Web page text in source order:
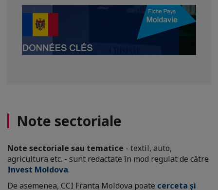
Note sectoriale
Note sectoriale sau tematice - textil, auto,
agricultura etc. - sunt redactate în mod regulat de către
Invest Moldova.
De asemenea, CCI Franta Moldova poate cerceta și